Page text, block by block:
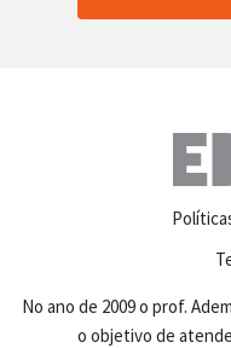
No ano de 2009 o prof.
o objetivo de